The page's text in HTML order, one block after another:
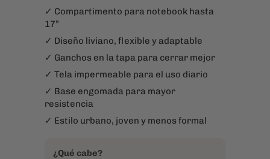
resistencia
✓ Estilo urbano, joven y menos formal
¿Qué cabe?
Notebook 17” + cargador + botella +
cuaderno + ropa para gym+ billetera +
audífonos + básicos diarios.
Color